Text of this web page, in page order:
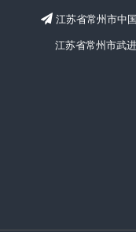
 江苏省常州市中
江苏省常州市武